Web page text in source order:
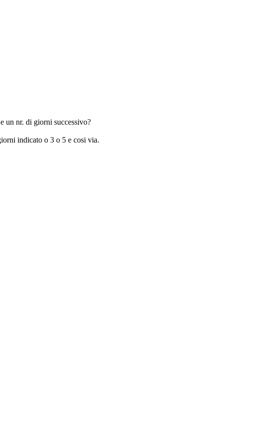
un nr. di giorni successivo?
indicato o 3 o 5 e cosi via.